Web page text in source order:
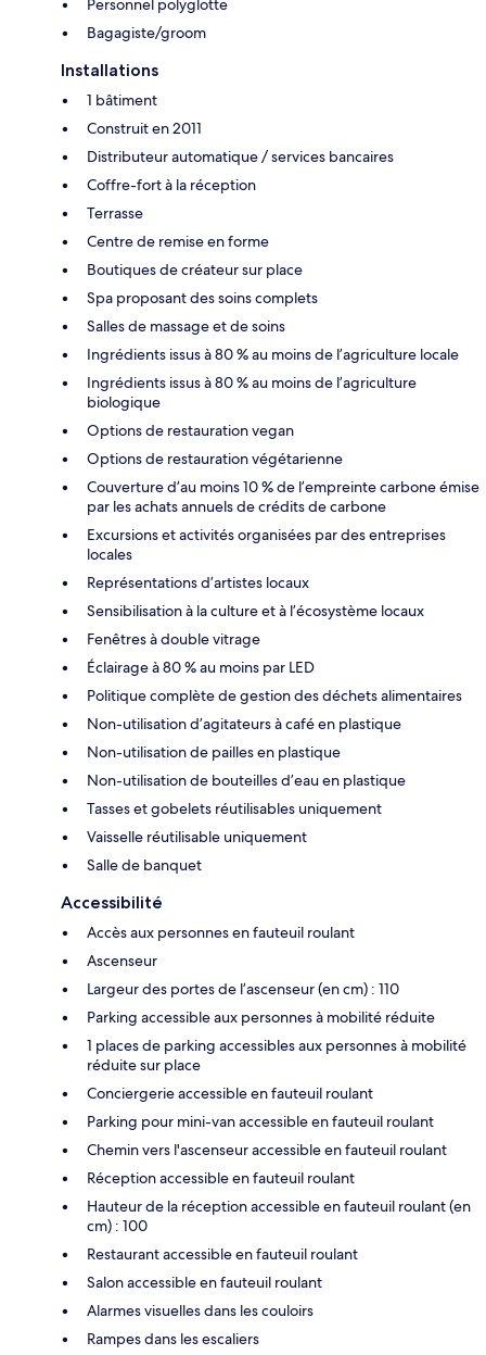
Personnel polyglotte
Bagagiste/groom
Installations
1 bâtiment
Construit en 2011
Distributeur automatique / services bancaires
Coffre-fort à la réception
Terrasse
Centre de remise en forme
Boutiques de créateur sur place
Spa proposant des soins complets
Salles de massage et de soins
Ingrédients issus à 80 % au moins de l’agriculture locale
Ingrédients issus à 80 % au moins de l’agriculture
biologique
Options de restauration vegan
Options de restauration végétarienne
Couverture d’au moins 10 % de l’empreinte carbone émise
par les achats annuels de crédits de carbone
Excursions et activités organisées par des entreprises
locales
Représentations d’artistes locaux
Sensibilisation à la culture et à l’écosystème locaux
Fenêtres à double vitrage
Éclairage à 80 % au moins par LED
Politique complète de gestion des déchets alimentaires
Non-utilisation d’agitateurs à café en plastique
Non-utilisation de pailles en plastique
Non-utilisation de bouteilles d’eau en plastique
Tasses et gobelets réutilisables uniquement
Vaisselle réutilisable uniquement
Salle de banquet
Accessibilité
Accès aux personnes en fauteuil roulant
Ascenseur
Largeur des portes de l’ascenseur (en cm) : 110
Parking accessible aux personnes à mobilité réduite
1 places de parking accessibles aux personnes à mobilité
réduite sur place
Conciergerie accessible en fauteuil roulant
Parking pour mini-van accessible en fauteuil roulant
Chemin vers l'ascenseur accessible en fauteuil roulant
Réception accessible en fauteuil roulant
Hauteur de la réception accessible en fauteuil roulant (en
cm) : 100
Restaurant accessible en fauteuil roulant
Salon accessible en fauteuil roulant
Alarmes visuelles dans les couloirs
Rampes dans les escaliers